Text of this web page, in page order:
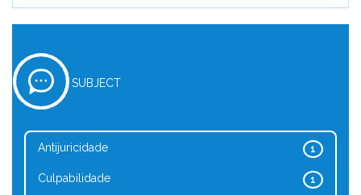
SUBJECT
1
Antijuricidade
1
Culpabilidade